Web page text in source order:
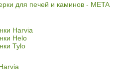
для печей и каминов - META
Harvia
Helo
Tylo